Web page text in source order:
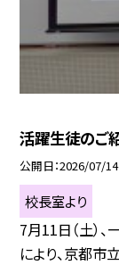
活躍生徒のご
公開日 2026/07/14
校長室より
7月11日（土）
により、京都市